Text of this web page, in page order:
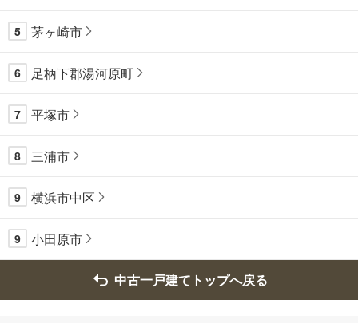
5 茅ヶ崎市
6 足柄下郡湯河原町
7 平塚市
8 三浦市
9 横浜市中区
9 小田原市
中古一戸建てトップへ戻る